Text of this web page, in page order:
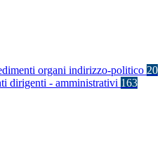
organi indirizzo-politico 20
dirigenti - amministrativi 163